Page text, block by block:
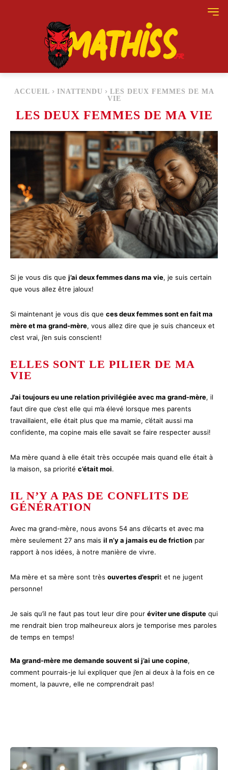
ACCUEIL INATTENDU
LES DEUX FEMMES DE MA
VIE
LES DEUX FEMMES DE MA VIE
Si je vous dis que j’ai deux femmes dans ma vie, je suis certain
que vous allez être jaloux!
Si maintenant je vous dis que ces deux femmes sont en fait ma
mère et ma grand-mère, vous allez dire que je suis chanceux et
c’est vrai, j’en suis conscient!
ELLES SONT LE PILIER DE MA
VIE
J’ai toujours eu une relation privilégiée avec ma grand-mère, il
faut dire que c’est elle qui m’a élevé lorsque mes parents
travaillaient, elle était plus que ma mamie, c’était aussi ma
confidente, ma copine mais elle savait se faire respecter aussi!
Ma mère quand à elle était très occupée mais quand elle était à
la maison, sa priorité c’était moi.
IL N’Y A PAS DE CONFLITS DE
GÉNÉRATION
Avec ma grand-mère, nous avons 54 ans d’écarts et avec ma
mère seulement 27 ans mais il n’y a jamais eu de friction par
rapport à nos idées, à notre manière de vivre.
Ma mère et sa mère sont très ouvertes d’esprit et ne jugent
personne!
Je sais qu’il ne faut pas tout leur dire pour éviter une dispute qui
me rendrait bien trop malheureux alors je temporise mes paroles
de temps en temps!
Ma grand-mère me demande souvent si j’ai une copine,
comment pourrais-je lui expliquer que j’en ai deux à la fois en ce
moment, la pauvre, elle ne comprendrait pas!